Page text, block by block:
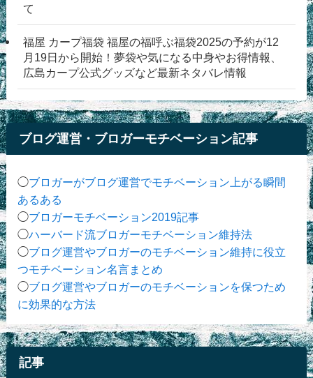
て
福屋 カープ福袋 福屋の福呼ぶ福袋2025の予約が12
月19日から開始！夢袋や気になる中身やお得情報、
広島カープ公式グッズなど最新ネタバレ情報
ブログ運営・ブロガーモチベーション記事
◯ブロガーがブログ運営でモチベーション上がる瞬間
あるある
◯ブロガーモチベーション2019記事
◯ハーバード流ブロガーモチベーション維持法
◯ブログ運営やブロガーのモチベーション維持に役立
つモチベーション名言まとめ
◯ブログ運営やブロガーのモチベーションを保つため
に効果的な方法
記事